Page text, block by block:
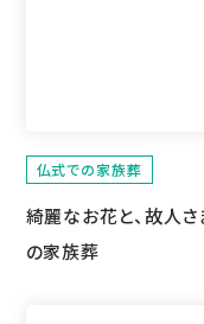
仏式での家族葬
綺麗なお花と、故人
の家族葬